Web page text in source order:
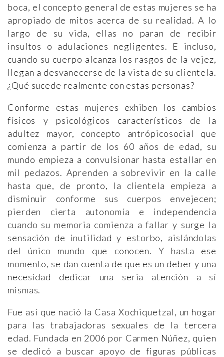
boca, el concepto general de estas mujeres se ha
apropiado de mitos acerca de su realidad. A lo
largo de su vida, ellas no paran de recibir
insultos o adulaciones negligentes. E incluso,
cuando su cuerpo alcanza los rasgos de la vejez,
llegan a desvanecerse de la vista de su clientela.
¿Qué sucede realmente con estas personas?
Conforme estas mujeres exhiben los cambios
físicos y psicológicos característicos de la
adultez mayor, concepto antrópicosocial que
comienza a partir de los 60 años de edad, su
mundo empieza a convulsionar hasta estallar en
mil pedazos. Aprenden a sobrevivir en la calle
hasta que, de pronto, la clientela empieza a
disminuir conforme sus cuerpos envejecen;
pierden cierta autonomía e independencia
cuando su memoria comienza a fallar y surge la
sensación de inutilidad y estorbo, aislándolas
del único mundo que conocen. Y hasta ese
momento, se dan cuenta de que es un deber y una
necesidad dedicar una seria atención a sí
mismas.
Fue así que nació la Casa Xochiquetzal, un hogar
para las trabajadoras sexuales de la tercera
edad. Fundada en 2006 por Carmen Núñez, quien
se dedicó a buscar apoyo de figuras públicas